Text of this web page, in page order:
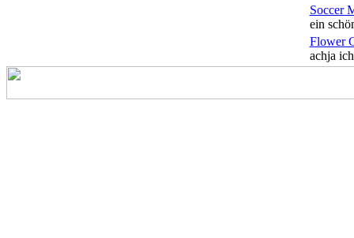
Soccer
ein
Flower
achja